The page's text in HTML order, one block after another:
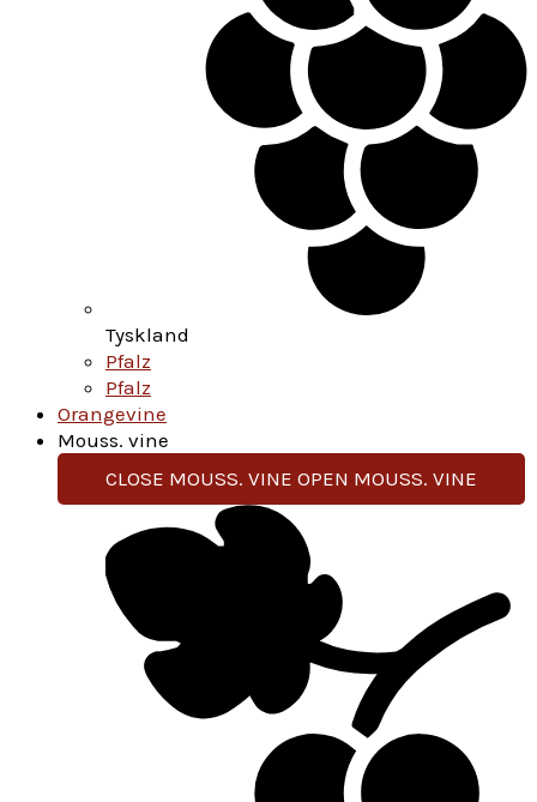
Tyskland
Pfalz
Pfalz
Orangevine
Mouss. vine
CLOSE MOUSS. VINE OPEN MOUSS. VINE